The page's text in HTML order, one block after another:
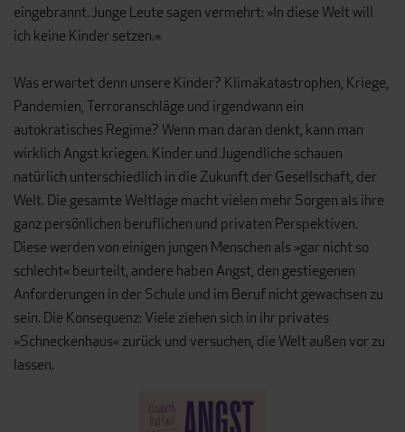
eingebrannt. Junge Leute sagen vermehrt: »In diese Welt will
ich keine Kinder setzen.«
Was erwartet denn unsere Kinder? Klimakatastrophen, Kriege,
Pandemien, Terroranschläge und irgendwann ein
autokratisches Regime? Wenn man daran denkt, kann man
wirklich Angst kriegen. Kinder und Jugendliche schauen
natürlich unterschiedlich in die Zukunft der Gesellschaft, der
Welt. Die gesamte Weltlage macht vielen mehr Sorgen als ihre
ganz persönlichen beruflichen und privaten Perspektiven.
Diese werden von einigen jungen Menschen als »gar nicht so
schlecht« beurteilt, andere haben Angst, den gestiegenen
Anforderungen in der Schule und im Beruf nicht gewachsen zu
sein. Die Konsequenz: Viele ziehen sich in ihr privates
»Schneckenhaus« zurück und versuchen, die Welt außen vor zu
lassen.